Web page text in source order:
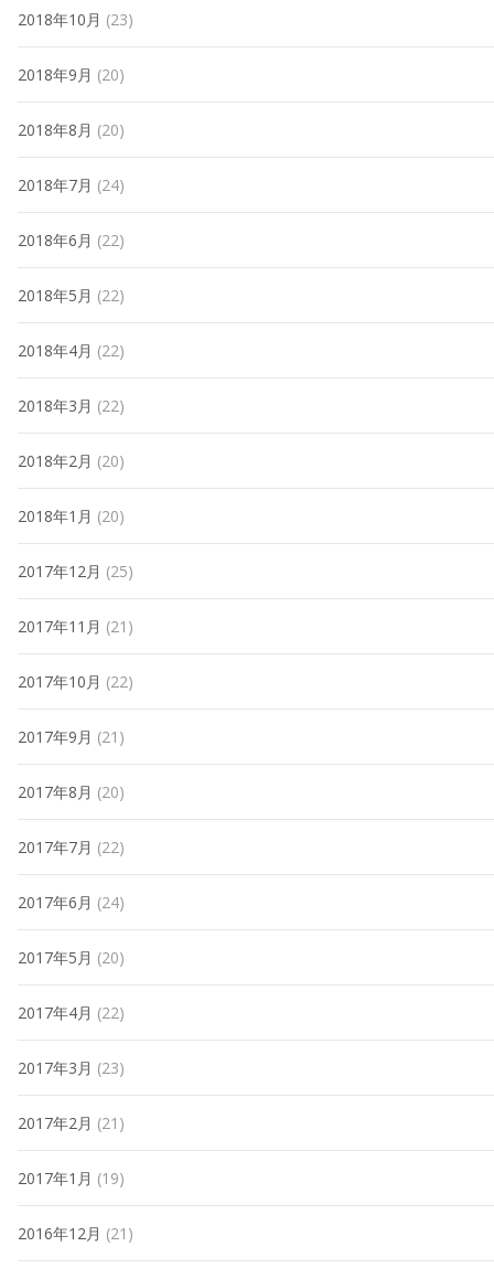
2018年10月 (23)
2018年9月 (20)
2018年8月 (20)
2018年7月 (24)
2018年6月 (22)
2018年5月 (22)
2018年4月 (22)
2018年3月 (22)
2018年2月 (20)
2018年1月 (20)
2017年12月 (25)
2017年11月 (21)
2017年10月 (22)
2017年9月 (21)
2017年8月 (20)
2017年7月 (22)
2017年6月 (24)
2017年5月 (20)
2017年4月 (22)
2017年3月 (23)
2017年2月 (21)
2017年1月 (19)
2016年12月 (21)